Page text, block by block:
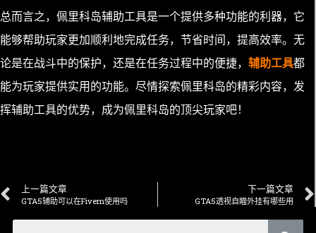
总而言之，佩里科岛辅助工具是一个提供多种功能的利器，它
能够帮助玩家更加顺利地完成任务，节省时间，提高效率。无
论是在战斗中的保护，还是在任务过程中的便捷， 辅助工具都
能为玩家提供实用的功能。尽情探索佩里科岛的精彩内容，发
挥辅助工具的优势，成为佩里科岛的顶尖玩家吧！
上一篇文章
GTA5辅助可以在Fivem使用吗
下一篇文章
GTA5透视自瞄外挂有哪些用